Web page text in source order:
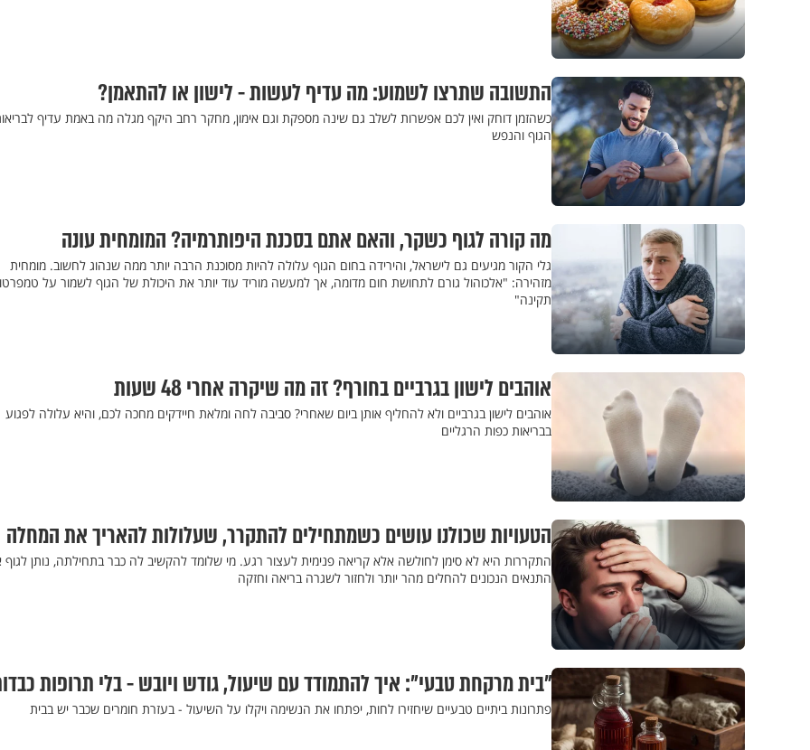
התשובה שתרצו לשמוע: מה עדיף לעשות - לישון או להתאמן?
כשהזמן דוחק ואין לכם אפשרות לשלב גם שינה מספקת וגם אימון, מחקר רחב היקף מגלה מה באמת עדיף
הגוף והנפש
מה קורה לגוף כשקר, והאם אתם בסכנת היפותרמיה? המומחית עונה
גלי הקור מגיעים גם לישראל, והירידה בחום הגוף עלולה להיות מסוכנת הרבה יותר ממה שנהוג לחשוב. מומחית
מזהירה: "אלכוהול גורם לתחושת חום מדומה, אך למעשה מוריד עוד יותר את היכולת של הגוף לשמור על
תקינה"
אוהבים לישון בגרביים בחורף? זה מה שיקרה אחרי 48 שעות
אוהבים לישון בגרביים ולא להחליף אותן ביום שאחרי? סביבה לחה ומלאת חיידקים מחכה לכם, והיא עלולה לפגוע
בבריאות כפות הרגליים
הטעויות שכולנו עושים כשמתחילים להתקרר, שעלולות להאריך את המחלה
התקררות היא לא סימן לחולשה אלא קריאה פנימית לעצור רגע. מי שלומד להקשיב לה כבר בתחילתה, נותן
התנאים הנכונים להחלים מהר יותר ולחזור לשגרה בריאה וחזקה
"בית מרקחת טבעי": איך להתמודד עם שיעול, גודש ויובש - בלי תרופות
פתרונות ביתיים טבעיים שיחזירו לחות, יפתחו את הנשימה ויקלו על השיעול - בעזרת חומרים שכבר יש בבית